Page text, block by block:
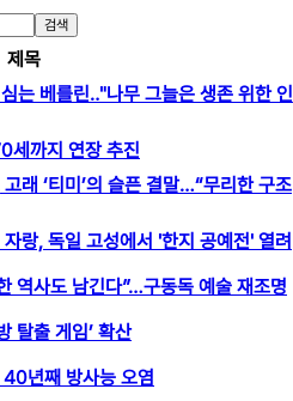
검색
제목
베를린‥"나무 그늘은 생존 위한 인
까지 연장 추진
래 ‘티미’의 슬픈 결말…“무리한 구조
, 독일 고성에서 '한지 공예전' 열려
사도 남긴다”…구동독 예술 재조명
탈출 게임’ 확산
년째 방사능 오염